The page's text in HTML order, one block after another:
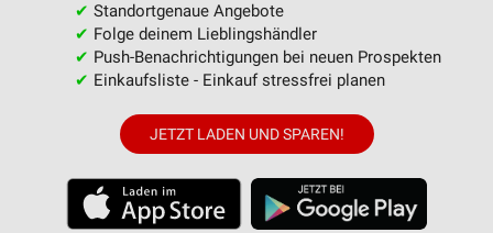
✔ Standortgenaue Angebote
✔ Folge deinem Lieblingshändler
✔ Push-Benachrichtigungen bei neuen Prospekten
✔ Einkaufsliste - Einkauf stressfrei planen
JETZT LADEN UND SPAREN!